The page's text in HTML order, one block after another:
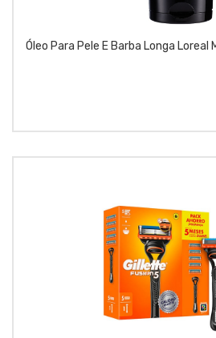
Óleo Para Pele E Barba Longa Loreal